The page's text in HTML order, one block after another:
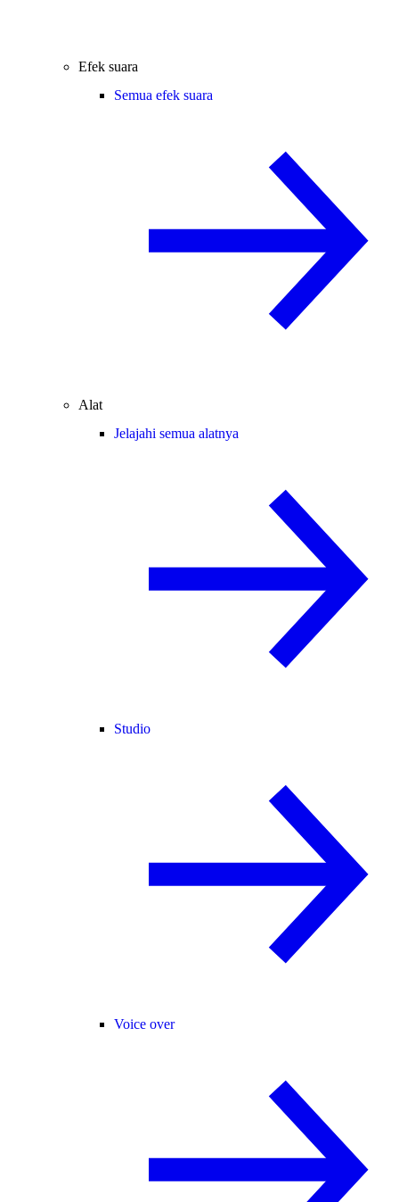
Efek suara
Semua efek suara
Alat
Jelajahi semua alatnya
Studio
Voice over